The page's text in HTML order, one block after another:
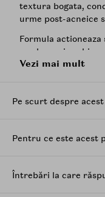
textura bogata,
urme post-acneice
Formula
a celor mai vechi,
pielii si la
vitamina C
acumularii de
In acelasi timp,
imbunatatirea
Vezi mai mult
Pe scurt despre
Pentru ce este acest
Întrebări la care